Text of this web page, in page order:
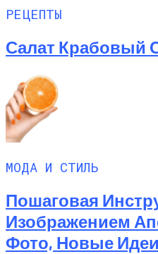
РЕЦЕПТЫ
Салат Крабовый
МОДА И СТИЛЬ
Пошаговая
Изображением
Фото, Новые Идеи